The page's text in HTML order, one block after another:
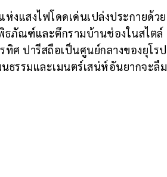
งแสงไฟโดดเด่นเปล่งประกายด้วย
ธภัณฑ์และตึกรามบ้านช่องในสไตล์
ศ ปารีสถือเป็นศูนย์กลางของยุโรป
ธรรมและเมนตร์เสน่ห์อันยากจะลืม